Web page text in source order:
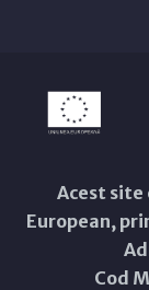
Acest site
European,
Cod